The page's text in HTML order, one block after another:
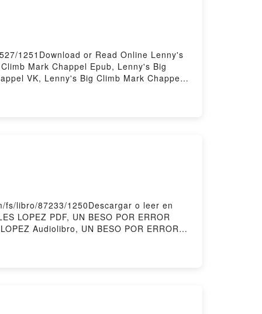
1251Download or Read Online Lenny's
Mark Chappel Epub, Lenny's Big
VK, Lenny's Big Climb Mark Chappel
fs/libro/87233/1250Descargar o leer en
LOPEZ PDF, UN BESO POR ERROR
Audiolibro, UN BESO POR ERROR